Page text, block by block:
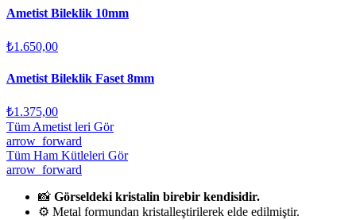
Ametist Bileklik 10mm
₺1.650,00
Ametist Bileklik Faset 8mm
₺1.375,00
Tüm Ametist leri Gör
arrow_forward
Tüm Ham Kütleleri Gör
arrow_forward
📸 Görseldeki kristalin birebir kendisidir.
⚙️ Metal formundan kristalleştirilerek elde edilmiştir.